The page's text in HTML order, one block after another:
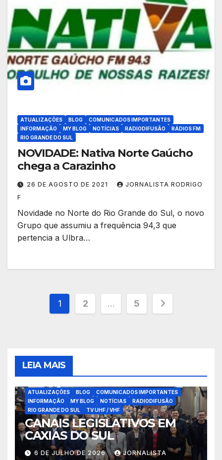
ATUALIZAÇÕES BLOG
COMUNICADOS IMPORTANTES
INFORMAÇÃO
MY BLOG NOTÍCIAS RADIODIFUSÃO
RÁDIOS FM
RIO GRANDE DO SUL
NOVIDADE: Nativa Norte Gaúcho
chega a Carazinho
26 DE AGOSTO DE 2021
JORNALISTA RODRIGO
F
Novidade no Norte do Rio Grande do Sul, o novo
Grupo que assumiu a frequência 94,3 que
pertencia a Ulbra…
Paginação
1 2 … 5
LEIA MAIS
ATUALIZAÇÕES BLOG
COMUNICADOS IMPORTANTES
INFORMAÇÃO
MY BLOG NOTÍCIAS
RADIODIFUSÃO
RIO GRANDE DO SUL
TV UHF / VHF
CANAIS LEGISLATIVOS EM
CAXIAS DO SUL
6 DE JULHO DE 2026 JORNALISTA